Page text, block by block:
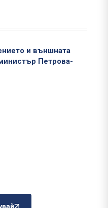
и външната
Петрова-